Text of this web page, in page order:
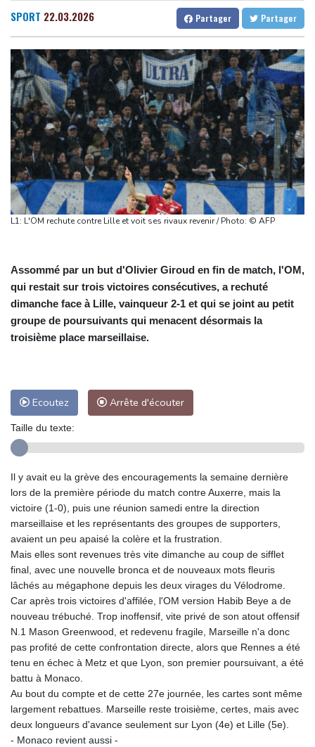
Gabon
29 °C Kamerun
23 °C
Haiti
32 °C Madagascar
14 °C
Congo
30 °C Cayenne
26 °C
French Guiana
34 °C
Bruxelles
24 °C Vancouver
21 °C
Monte-Carlo
28 °C
l'agriculture
Culottes menstruelles : les règles du remboursement précisées
En Thaïlande, "choc" et "incrédulité" dans un lycée après une
fusillade mortelle
Emploi américain moins bon que prévu, les Bourses en hausse
Dans les ruines de Gaza, la laborieuse renaissance de
l'apiculture sur les toits
En Gironde, des vétérinaires au chevet de la faune sauvage
après le mégafeu
Pour combattre les moustiques, une entreprise américaine en
relâche 600.000 dans les jardins
SPORT 22.03.2026 Partager Partager
L1: L'OM rechute contre Lille et voit ses rivaux revenir / Photo: © AFP
Assommé par un but d'Olivier Giroud en fin de match, l'OM,
qui restait sur trois victoires consécutives, a rechuté
dimanche face à Lille, vainqueur 2-1 et qui se joint au petit
groupe de poursuivants qui menacent désormais la
troisième place marseillaise.
Ecoutez Arrête d'écouter
Taille du texte:
Il y avait eu la grève des encouragements la semaine dernière
lors de la première période du match contre Auxerre, mais la
victoire (1-0), puis une réunion samedi entre la direction
marseillaise et les représentants des groupes de supporters,
avaient un peu apaisé la colère et la frustration.
Mais elles sont revenues très vite dimanche au coup de sifflet
final, avec une nouvelle bronca et de nouveaux mots fleuris
lâchés au mégaphone depuis les deux virages du Vélodrome.
Car après trois victoires d'affilée, l'OM version Habib Beye a de
nouveau trébuché. Trop inoffensif, vite privé de son atout offensif
N.1 Mason Greenwood, et redevenu fragile, Marseille n'a donc
pas profité de cette confrontation directe, alors que Rennes a été
tenu en échec à Metz et que Lyon, son premier poursuivant, a été
battu à Monaco.
Au bout du compte et de cette 27e journée, les cartes sont même
largement rebattues. Marseille reste troisième, certes, mais avec
deux longueurs d'avance seulement sur Lyon (4e) et Lille (5e).
- Monaco revient aussi -